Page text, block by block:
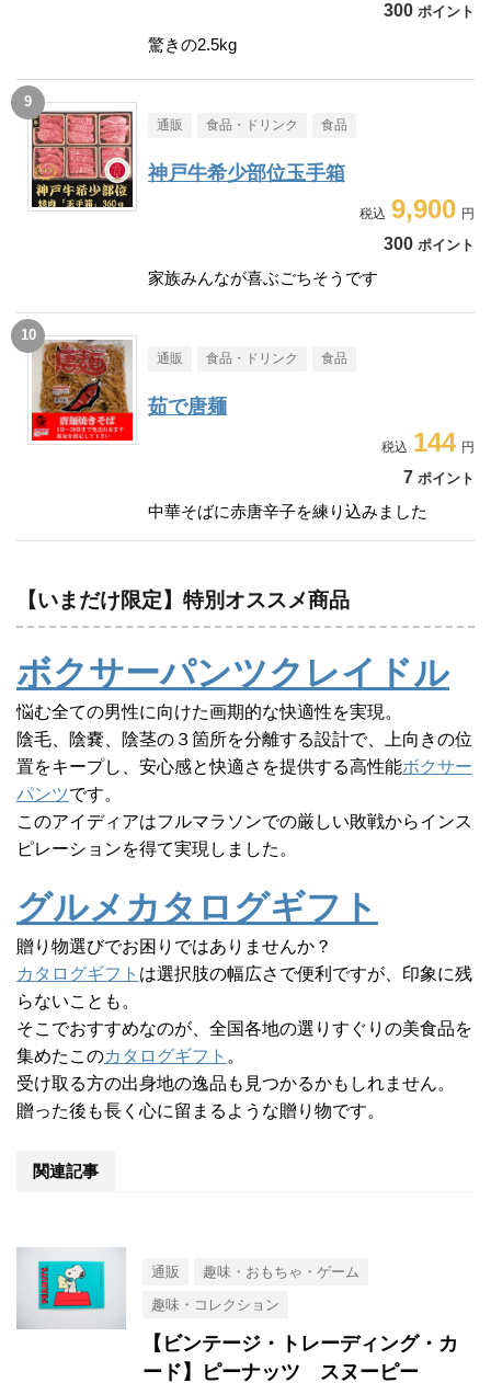
300 ポイント
驚きの2.5kg
通販 食品・ドリンク 食品
神戸牛希少部位玉手箱
9,900
300 ポイント
家族みんなが喜ぶごちそうです
通販 食品・ドリンク 食品
茹で唐麺
144
7 ポイント
中華そばに赤唐辛子を練り込みました
【いまだけ限定】特別オススメ商品
ボクサーパンツクレイドル
悩む全ての男性に向けた画期的な快適性を実現。
陰毛、陰嚢、陰茎の３箇所を分離する設計で、上向きの位
置をキープし、安心感と快適さを提供する高性能ボクサー
パンツです。
このアイディアはフルマラソンでの厳しい敗戦からインス
ピレーションを得て実現しました。
グルメカタログギフト
贈り物選びでお困りではありませんか？
カタログギフト は選択肢の幅広さで便利ですが、印象に残
らないことも。
そこでおすすめなのが、全国各地の選りすぐりの美食品を
集めたこのカタログギフト 。
受け取る方の出身地の逸品も見つかるかもしれません。
贈った後も長く心に留まるような贈り物です。
関連記事
通販
趣味・おもちゃ・ゲーム
趣味・コレクション
【ビンテージ・トレーディング・カ
ード】ピーナッツ スヌーピー